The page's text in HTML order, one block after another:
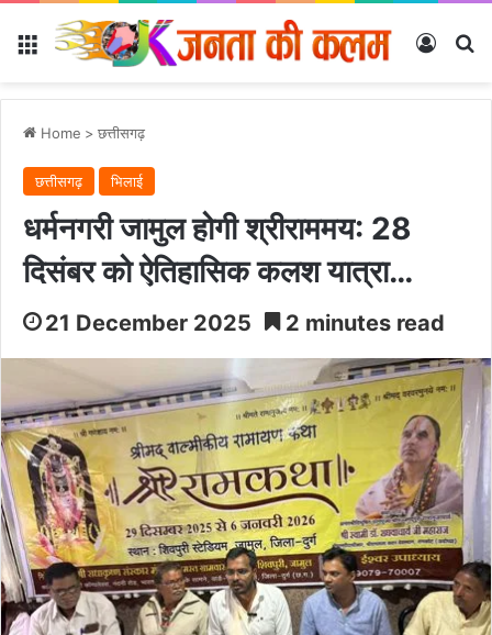
Menu Log In
Home > छत्तीसगढ़
छत्तीसगढ़ भिलाई
धर्मनगरी जामुल होगी श्रीराममय: 28
दिसंबर को ऐतिहासिक कलश यात्रा…
21 December 2025 2 minutes read